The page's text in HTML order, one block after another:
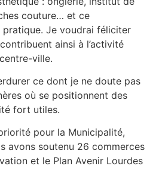
couture… et ce
Je voudrai féliciter
ainsi à l’activité
ville.
ce dont je ne doute pas
où se positionnent des
fort utiles.
pour la Municipalité,
avons soutenu 26 commerces
et le Plan Avenir Lourdes